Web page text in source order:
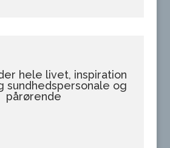
hele livet, inspiration
sundhedspersonale og
pårørende